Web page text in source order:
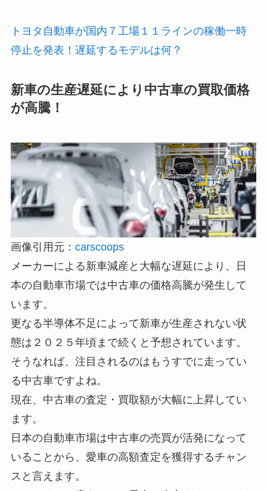
トヨタ自動車が国内７工場１１ラインの稼働一時
停止を発表！遅延するモデルは何？
新車の生産遅延により中古車の買取価格
が高騰！
画像引用元： carscoops
メーカーによる新車減産と大幅な遅延により、日
本の自動車市場では中古車の価格高騰が発生 して
います。
更なる半導体不足によって新車が生産されない状
態は２０２５年頃まで続くと予想されています。
そうなれば、注目されるのはもうすでに走ってい
る中古車ですよね。
現在、 中古車の査定・買取額が大幅に上昇してい
ます。
日本の自動車市場は中古車の売買が活発になって
いることから、愛車の高額査定を獲得するチャン
スと言えます。